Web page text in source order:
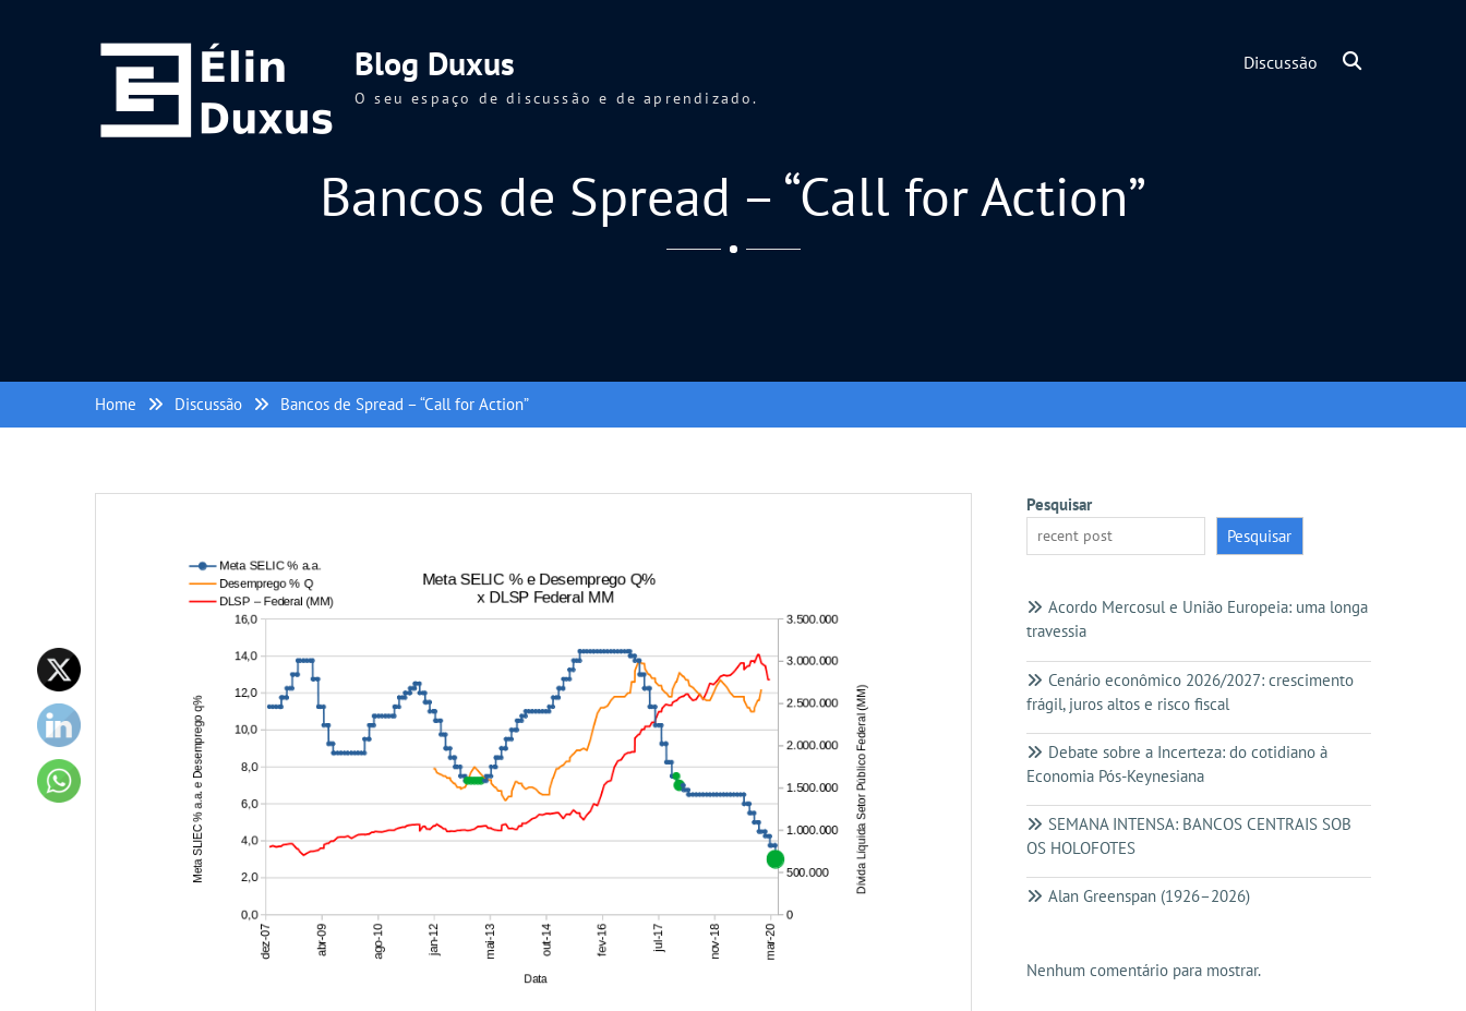
Blog Duxus
O seu espaço de discussão e de aprendizado.
Discussão
Bancos de Spread – “Call for Action”
Home Discussão Bancos de Spread – “Call for Action”
Pesquisar
Pesquisar
Acordo Mercosul e União Europeia: uma longa
travessia
Cenário econômico 2026/2027: crescimento
frágil, juros altos e risco fiscal
Debate sobre a Incerteza: do cotidiano à
Economia Pós-Keynesiana
SEMANA INTENSA: BANCOS CENTRAIS SOB
OS HOLOFOTES
Alan Greenspan (1926–2026)
Nenhum comentário para mostrar.